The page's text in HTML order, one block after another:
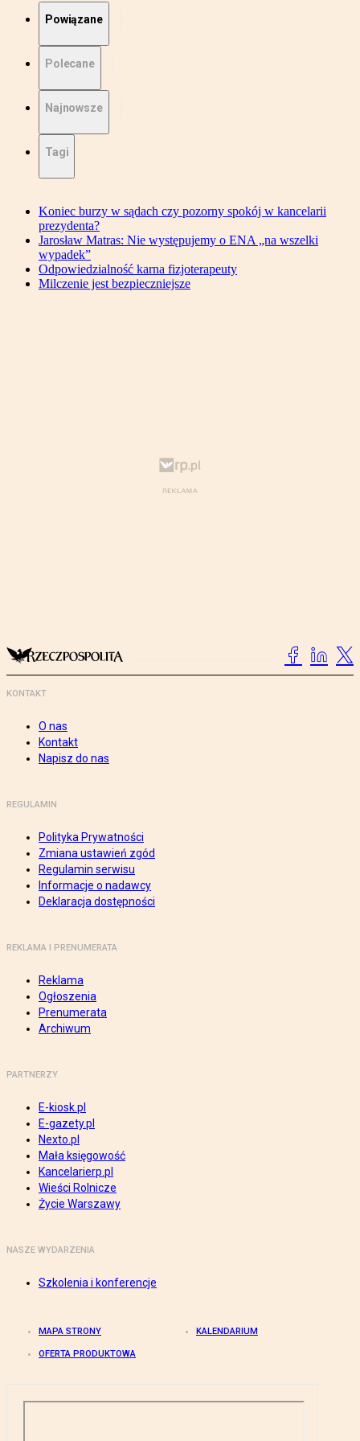
Powiązane
Polecane
Najnowsze
Tagi
Koniec burzy w sądach czy pozorny spokój w kancelarii
prezydenta?
Jarosław Matras: Nie występujemy o ENA „na wszelki
wypadek”
Odpowiedzialność karna fizjoterapeuty
Milczenie jest bezpieczniejsze
KONTAKT
O nas
Kontakt
Napisz do nas
REGULAMIN
Polityka Prywatności
Zmiana ustawień zgód
Regulamin serwisu
Informacje o nadawcy
Deklaracja dostępności
REKLAMA I PRENUMERATA
Reklama
Ogłoszenia
Prenumerata
Archiwum
PARTNERZY
E-kiosk.pl
E-gazety.pl
Nexto.pl
Mała księgowość
Kancelarierp.pl
Wieści Rolnicze
Życie Warszawy
NASZE WYDARZENIA
Szkolenia i konferencje
MAPA STRONY KALENDARIUM
OFERTA PRODUKTOWA